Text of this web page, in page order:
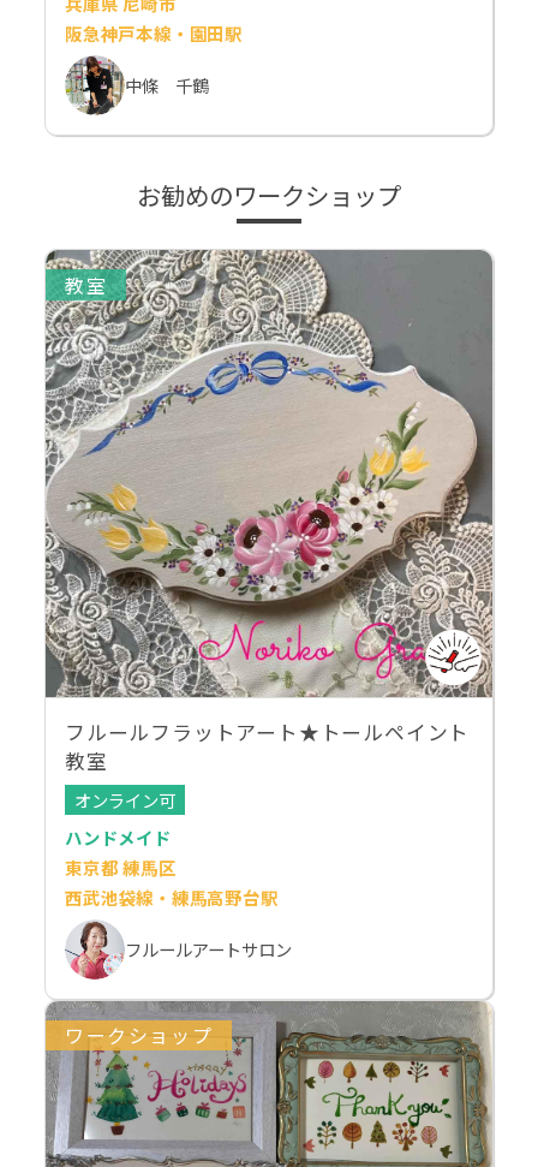
阪急神戸本線・園田駅
中條 千鶴
お勧めのワークショップ
教室
フルールフラットアート★トールペイント
教室
オンライン可
ハンドメイド
東京都 練馬区
西武池袋線・練馬高野台駅
フルールアートサロン
ワークショップ